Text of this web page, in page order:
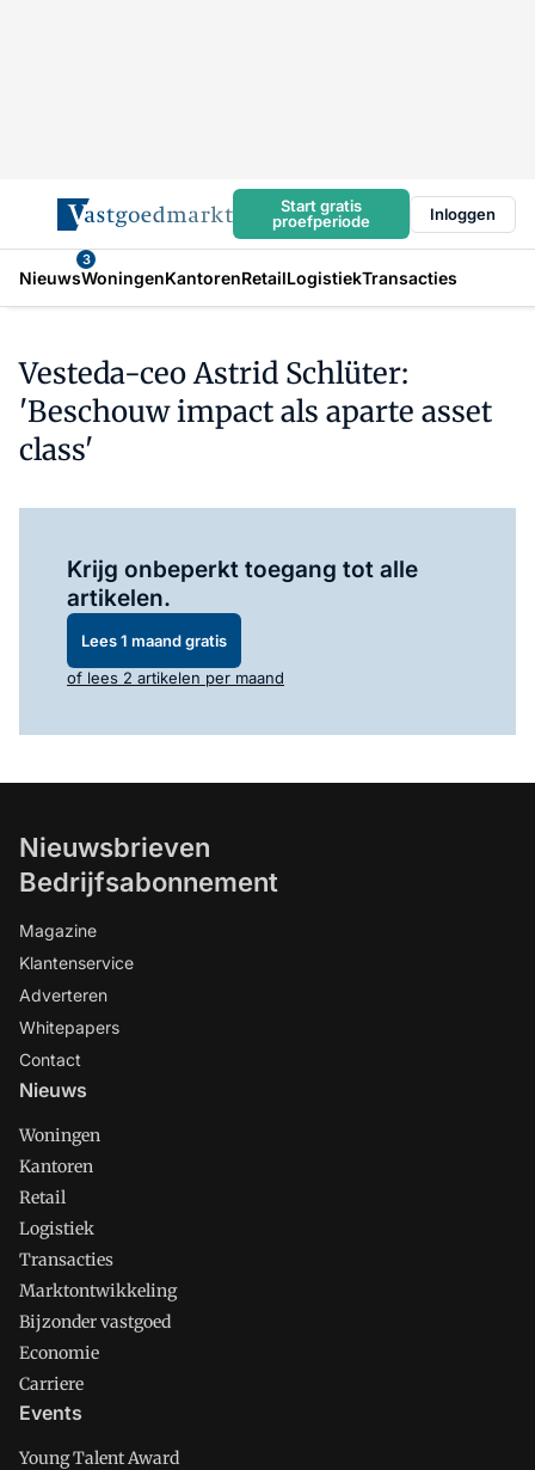
Start gratis
proefperiode
Inloggen
Nieuws
3
WoningenKantorenRetailLogistiekTransacties
Vesteda-ceo Astrid Schlüter:
'Beschouw impact als aparte asset
class'
Krijg onbeperkt toegang tot alle
artikelen.
Lees 1 maand gratis
of lees 2 artikelen per maand
Nieuwsbrieven
Bedrijfsabonnement
Magazine
Klantenservice
Adverteren
Whitepapers
Contact
Nieuws
Woningen
Kantoren
Retail
Logistiek
Transacties
Marktontwikkeling
Bijzonder vastgoed
Economie
Carriere
Events
Young Talent Award